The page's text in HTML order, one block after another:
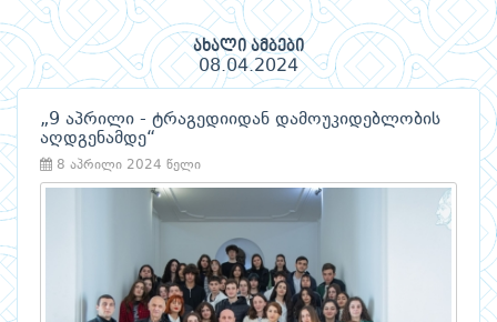
ახალი ამბები
08.04.2024
„9 აპრილი - ტრაგედიიდან დამოუკიდებლობის
აღდგენამდე“
8 აპრილი 2024 წელი